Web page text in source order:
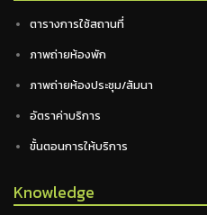
ตารางการใช้สถานที่
ภาพถ่ายห้องพัก
ภาพถ่ายห้องประชุม/สัมนา
อัตราค่าบริการ
ขั้นตอนการให้บริการ
Knowledge